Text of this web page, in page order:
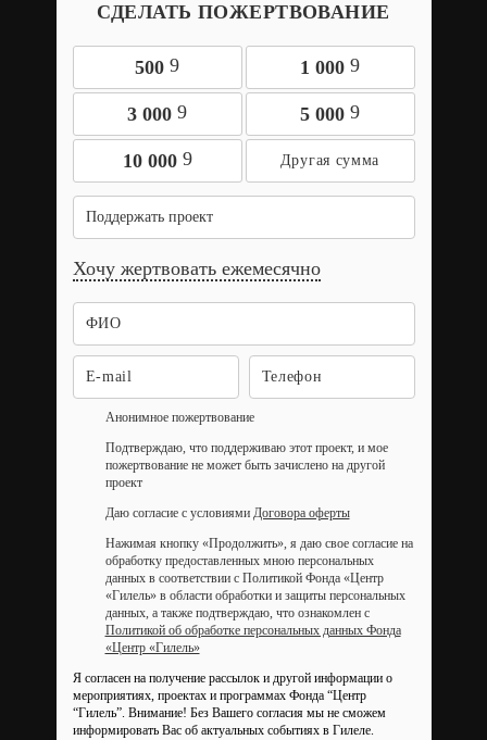
СДЕЛАТЬ ПОЖЕРТВОВАНИЕ
500 9 1 000 9
3 000 9 5 000 9
10 000 9
Поддержать проект
Хочу жертвовать ежемесячно
Анонимное пожертвование
Подтверждаю, что поддерживаю этот проект, и мое
пожертвование не может быть зачислено на другой
проект
Даю согласие с условиями Договора оферты
Нажимая кнопку «Продолжить», я даю свое согласие на
обработку предоставленных мною персональных
данных в соответствии с Политикой Фонда «Центр
«Гилель» в области обработки и защиты персональных
данных, а также подтверждаю, что ознакомлен с
Политикой об обработке персональных данных Фонда
«Центр «Гилель»
Я согласен на получение рассылок и другой информации о
мероприятиях, проектах и программах Фонда “Центр
“Гилель”. Внимание! Без Вашего согласия мы не сможем
информировать Вас об актуальных событиях в Гилеле.